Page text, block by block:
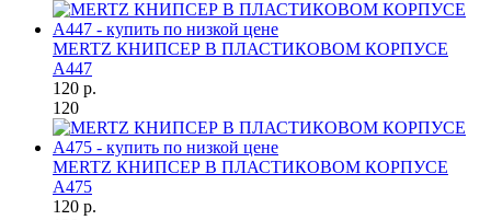
MERTZ КНИПСЕР В ПЛАСТИКОВОМ КОРПУСЕ
A447
120 р.
120
MERTZ КНИПСЕР В ПЛАСТИКОВОМ КОРПУСЕ
A475
120 р.